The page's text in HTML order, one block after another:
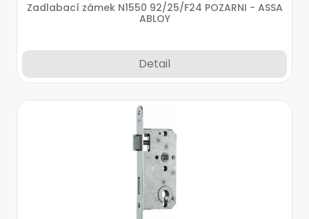
Zadlabací zámek N1550 92/25/F24 POZARNI - ASSA
ABLOY
Detail